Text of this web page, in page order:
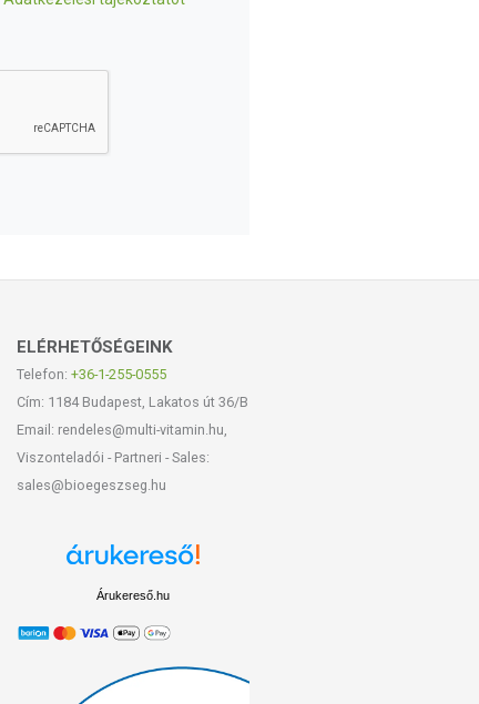
ELÉRHETŐSÉGEINK
Telefon: +36-1-255-0555
Cím: 1184 Budapest, Lakatos út 36/B
Email: rendeles@multi-vitamin.hu,
Viszonteladói - Partneri - Sales:
sales@bioegeszseg.hu
Árukereső.hu